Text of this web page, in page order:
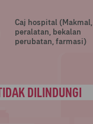
Caj hospital (Makmal,
peralatan, bekalan
perubatan, farmasi)
DILINDUNGI